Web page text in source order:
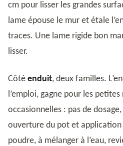
cm pour lisser les grandes
lame épouse le mur et étale
traces. Une lame rigide bon
lisser.
Côté enduit, deux familles.
l’emploi, gagne pour les
occasionnelles : pas de
ouverture du pot et application
poudre, à mélanger à l’eau,